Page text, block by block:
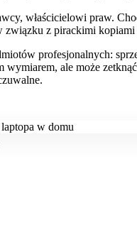
właścicielowi praw.
związku z pirackimi
profesjonalnych:
ale może